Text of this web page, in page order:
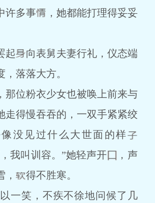
许多事
，她都能打理得妥妥
向表舅夫妻行礼，仪态端
，落落大方。
位粉衣少女也被唤上前来与
走得慢吞吞的，一双手紧紧绞
像没见过什么大世面的样
我叫训容。”她轻声开
，声
，
得不胜寒。
笑，不疾不徐地问候了几